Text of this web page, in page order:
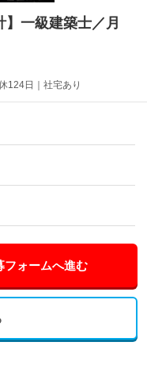
一級建築士／月
124日｜社宅あり
ォームへ進む